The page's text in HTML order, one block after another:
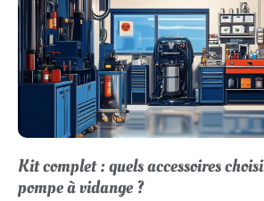
Kit complet : quels accessoires
pompe à vidange ?